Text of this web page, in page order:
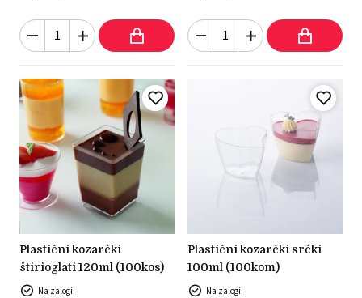
plastični kozarčki
štirioglati 120ml (100kos)
Na zalogi
plastični kozarčki srčki
100ml (100kom)
Na zalogi